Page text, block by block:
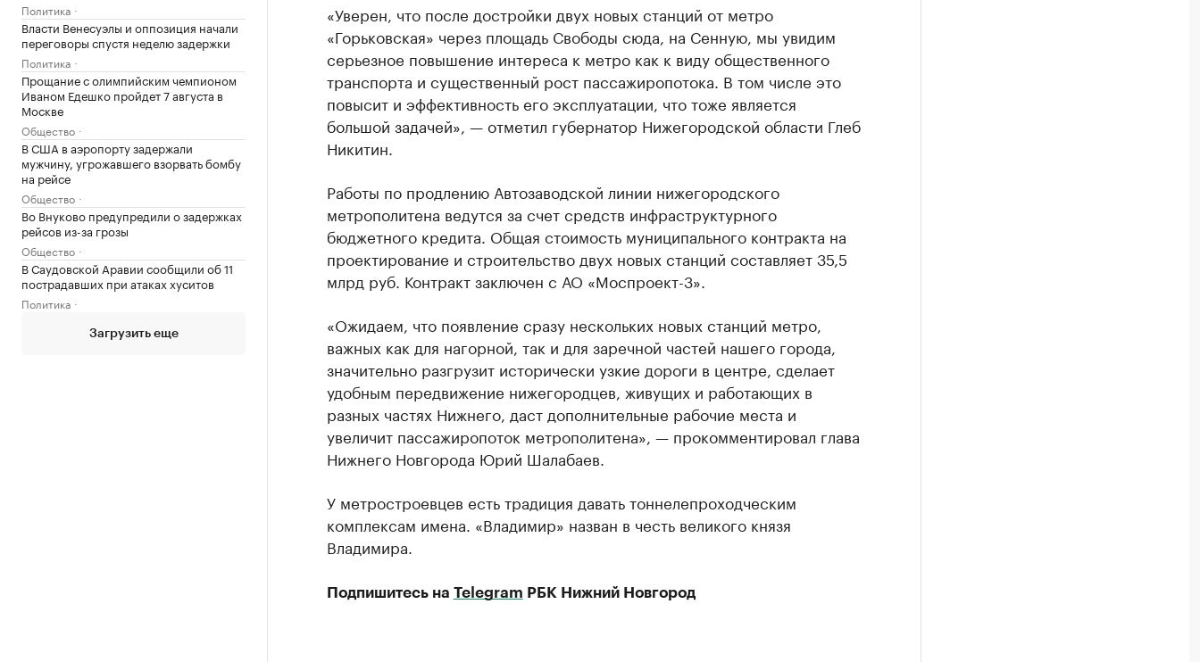
Политика
Власти Венесуэлы и оппозиция начали
переговоры спустя неделю задержки
Политика
Прощание с олимпийским чемпионом
Иваном Едешко пройдет 7 августа в
Москве
Общество
В США в аэропорту задержали
мужчину, угрожавшего взорвать бомбу
на рейсе
Общество
Во Внуково предупредили о задержках
рейсов из-за грозы
Общество
В Саудовской Аравии сообщили об 11
пострадавших при атаках хуситов
Политика
Загрузить еще
«Уверен, что после достройки двух новых станций от метро
«Горьковская» через площадь Свободы сюда, на Сенную, мы увидим
серьезное повышение интереса к метро как к виду общественного
транспорта и существенный рост пассажиропотока. В том числе это
повысит и эффективность его эксплуатации, что тоже является
большой задачей», — отметил губернатор Нижегородской области Глеб
Никитин.
Работы по продлению Автозаводской линии нижегородского
метрополитена ведутся за счет средств инфраструктурного
бюджетного кредита. Общая стоимость муниципального контракта на
проектирование и строительство двух новых станций составляет 35,5
млрд руб. Контракт заключен с АО «Моспроект-3».
«Ожидаем, что появление сразу нескольких новых станций метро,
важных как для нагорной, так и для заречной частей нашего города,
значительно разгрузит исторически узкие дороги в центре, сделает
удобным передвижение нижегородцев, живущих и работающих в
разных частях Нижнего, даст дополнительные рабочие места и
увеличит пассажиропоток метрополитена», — прокомментировал глава
Нижнего Новгорода Юрий Шалабаев.
У метростроевцев есть традиция давать тоннелепроходческим
комплексам имена. «Владимир» назван в честь великого князя
Владимира.
Подпишитесь на Telegram РБК Нижний Новгород